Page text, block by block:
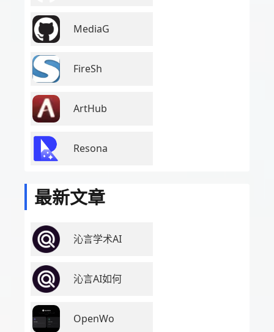
MediaG
FireSh
ArtHub
Resona
最新文章
沁言学术AI
沁言AI如何
OpenWo